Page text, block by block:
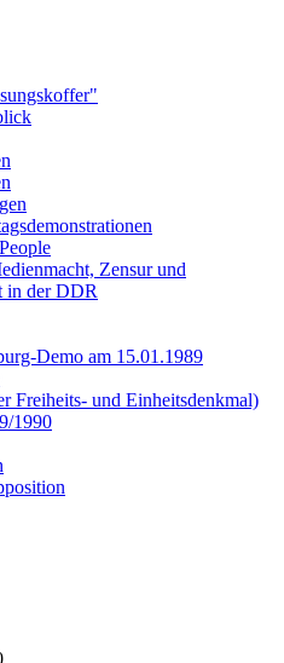
Zensur und
in der DDR
Demo am 15.01.1989
Freiheits- und Einheitsdenkmal)
1990